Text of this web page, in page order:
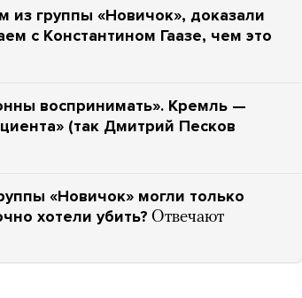
из группы «Новичок», доказали
с Константином Гаазе, чем это
воспринимать». Кремль —
(так Дмитрий Песков
«Новичок» могли только
хотели убить? Отвечают